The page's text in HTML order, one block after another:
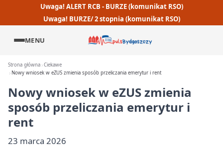
Uwaga! ALERT RCB - BURZE (komunikat RSO)
Uwaga! BURZE/ 2 stopnia (komunikat RSO)
MENU
Strona główna Ciekawe
Nowy wniosek w eZUS zmienia sposób przeliczania emerytur i rent
Nowy wniosek w eZUS zmienia
sposób przeliczania emerytur i
rent
23 marca 2026